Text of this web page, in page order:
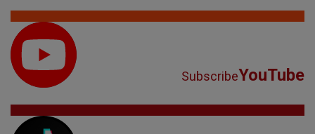
SubscribeYouTube